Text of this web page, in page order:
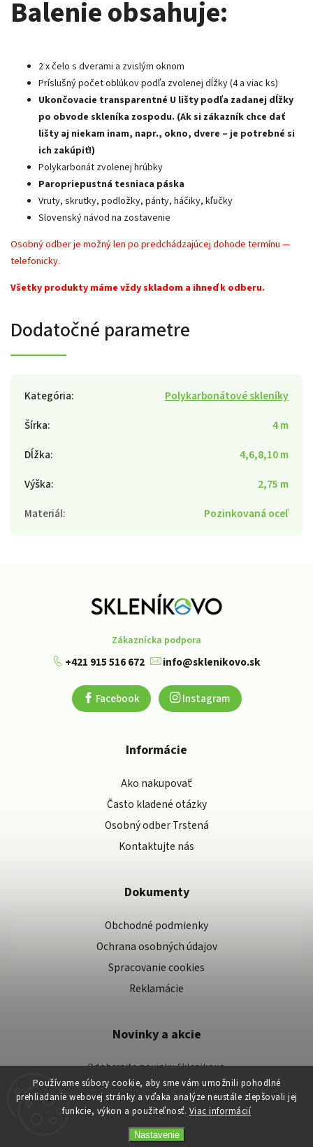
Používame súbory cookie, aby sme vám umožnili pohodlné
prehliadanie webovej stránky a vďaka analýze neustále zlepšovali jej
funkcie, výkon a použiteľnosť. Viac informácií
Nastavenie
Balenie obsahuje:
2 x čelo s dverami a zvislým oknom
Príslušný počet oblúkov podľa zvolenej dĺžky (4 a viac ks)
Ukončovacie transparentné U lišty podľa zadanej dĺžky
po obvode skleníka zospodu. (Ak si zákazník chce dať
lišty aj niekam inam, napr., okno, dvere – je potrebné si
ich zakúpiť!)
Polykarbonát zvolenej hrúbky
Paropriepustná tesniaca páska
Vruty, skrutky, podložky, pánty, háčiky, kľučky
Slovenský návod na zostavenie
Osobný odber je možný len po predchádzajúcej dohode termínu —
telefonicky.
Všetky produkty máme vždy skladom a ihneď k odberu.
Dodatočné parametre
Kategória:
Polykarbonátové skleníky
Šírka:
4 m
Dĺžka:
4,6,8,10 m
Výška:
2,75 m
Materiál: Pozinkovaná oceľ
Zákaznícka podpora
+421 915 516 672 info@sklenikovo.sk
Facebook Instagram
Informácie
Ako nakupovať
Často kladené otázky
Osobný odber Trstená
Kontaktujte nás
Dokumenty
Obchodné podmienky
Ochrana osobných údajov
Spracovanie cookies
Reklamácie
Novinky a akcie
Odoberajte novinky Sklenikovo
Vaše osobné údaje spracovávame podľa našich zásad spracovania osobných
údajov.